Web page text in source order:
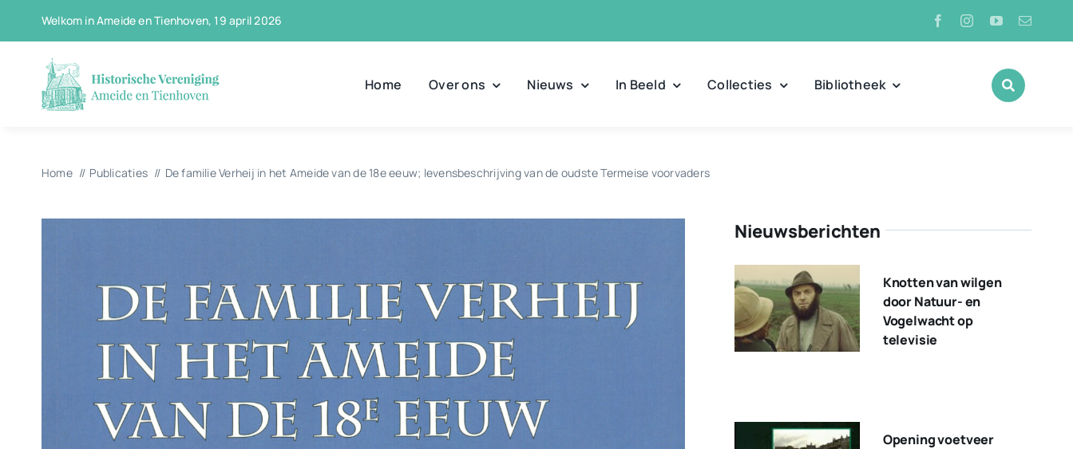
Welkom in Ameide en Tienhoven, 19 april 2026
Home Over ons Nieuws In Beeld Collecties Bibliotheek
Home Publicaties De familie Verheij in het Ameide van de 18e eeuw; levensbeschrijving van de oudste Termeise voorvaders
Nieuwsberichten
Knotten van wilgen
door Natuur- en
Vogelwacht op
televisie
Opening voetveer